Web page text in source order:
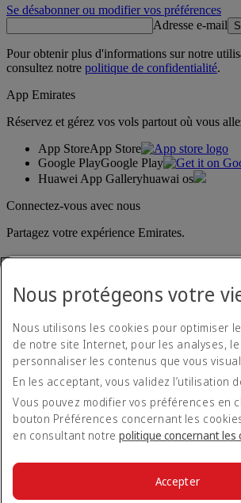
Se désabonner ou modifier vos préférences
Adresse e-mail
Pour obtenir plus d'informations sur notre
consultez notre politique de confidentialité.
App Emirates
Réservez et gérez vos vols partout où vous
App StoreApp Store
Google PlayGoogle Play
Huawei App Galleryhuawai os
Connectez-vous avec nous
Partagez votre expérience Emirates.
Déclaration d'accessibilité
Nous contacter
Politique de confidentialité
Conditions générales
Politique en matière de cookies
Cyber-sécurité
Nous protégeons votre
Nous utilisons les cookies pour optimiser
de notre site Internet, pour les analyses,
personnaliser les contenus que vous
En les acceptant, vous validez l’utilisation
Vous pouvez modifier vos préférences en
bouton Préférences concernant les
en consultant notrepolitique concernant les
Accepter